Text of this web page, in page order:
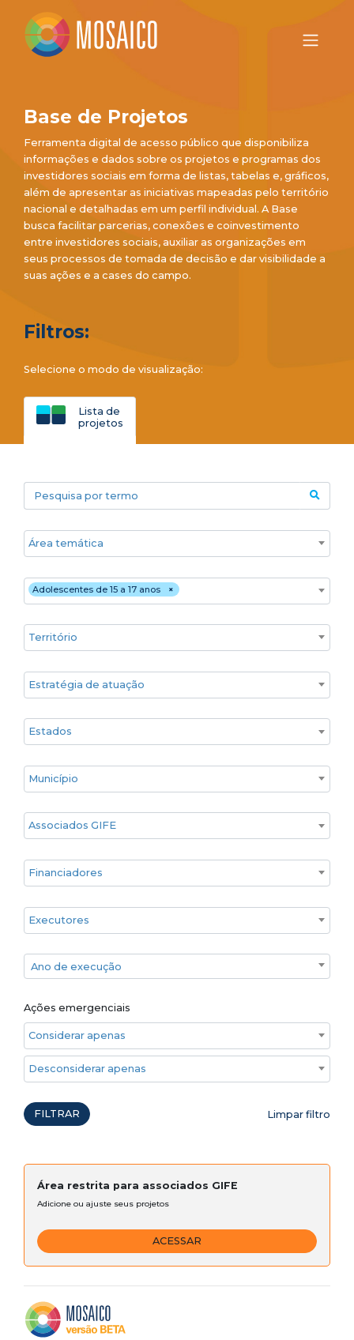
Base de Projetos
Ferramenta digital de acesso público que disponibiliza
informações e dados sobre os projetos e programas dos
investidores sociais em forma de listas, tabelas e, gráficos,
além de apresentar as iniciativas mapeadas pelo território
nacional e detalhadas em um perfil individual. A Base
busca facilitar parcerias, conexões e coinvestimento
entre investidores sociais, auxiliar as organizações em
seus processos de tomada de decisão e dar visibilidade a
suas ações e a cases do campo.
Filtros:
Selecione o modo de visualização:
Lista de
projetos
Pesquisa por termo
Áreas temáticas
Público ×
Adolescentes de 15 a 17 anos
Territórios
Estratégia de atuação
Estado
Cidade
Associados GIFE
Financiadores
Executores
Ano de execução
Ano de execução
Ações emergenciais
Considerar apenas ações emergenciais
Desconsiderar apenas ações emergenciais
FILTRAR Limpar filtro
Área restrita para associados GIFE
Adicione ou ajuste seus projetos
ACESSAR